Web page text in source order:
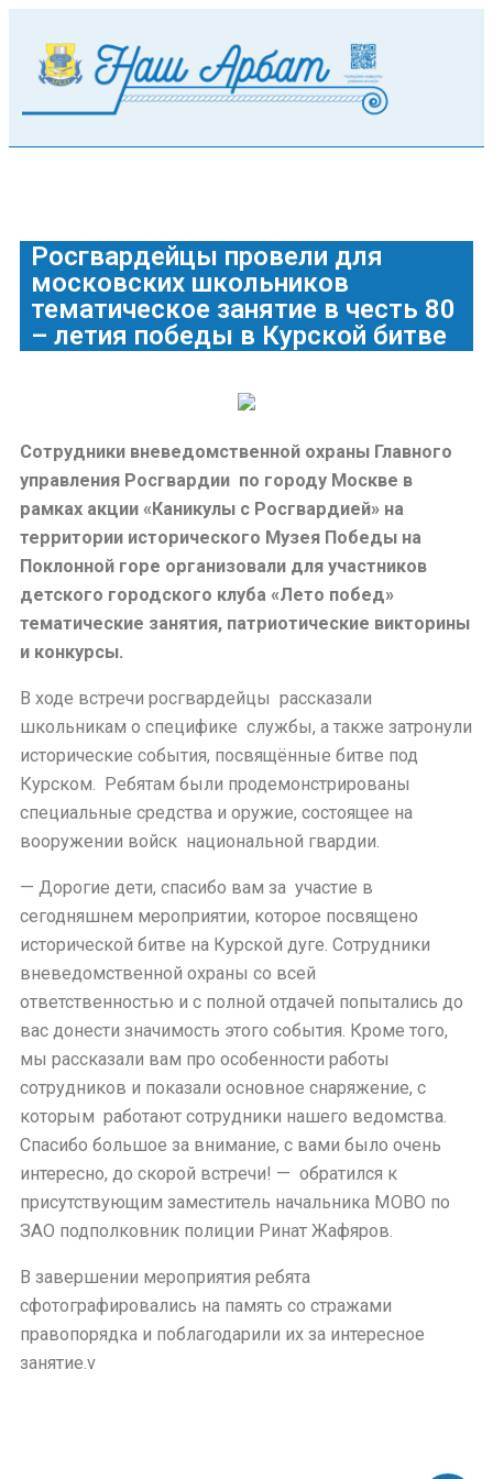
Росгвардейцы провели для
московских школьников
тематическое занятие в честь 80
– летия победы в Курской битве
Сотрудники вневедомственной охраны Главного
управления Росгвардии по городу Москве в
рамках акции «Каникулы с Росгвардией» на
территории исторического Музея Победы на
Поклонной горе организовали для участников
детского городского клуба «Лето побед»
тематические занятия, патриотические викторины
и конкурсы.
В ходе встречи росгвардейцы рассказали
школьникам о специфике службы, а также затронули
исторические события, посвящённые битве под
Курском. Ребятам были продемонстрированы
специальные средства и оружие, состоящее на
вооружении войск национальной гвардии.
— Дорогие дети, спасибо вам за участие в
сегодняшнем мероприятии, которое посвящено
исторической битве на Курской дуге. Сотрудники
вневедомственной охраны со всей
ответственностью и с полной отдачей попытались до
вас донести значимость этого события. Кроме того,
мы рассказали вам про особенности работы
сотрудников и показали основное снаряжение, с
которым работают сотрудники нашего ведомства.
Спасибо большое за внимание, с вами было очень
интересно, до скорой встречи! — обратился к
присутствующим заместитель начальника МОВО по
ЗАО подполковник полиции Ринат Жафяров.
В завершении мероприятия ребята
сфотографировались на память со стражами
правопорядка и поблагодарили их за интересное
занятие.v